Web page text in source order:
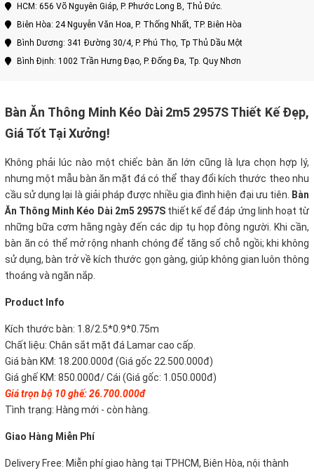
HCM: 656 Võ Nguyên Giáp, P. Phước Long B, Thủ Đức.
Biên Hòa: 24 Nguyễn Văn Hoa, P. Thống Nhất, TP. Biên Hòa
Bình Dương: 341 Đường 30/4, P. Phú Thọ, Tp Thủ Dầu Một
Bình Định: 1002 Trần Hưng Đạo, P. Đống Đa, Tp. Quy Nhơn
Bàn Ăn Thông Minh Kéo Dài 2m5 2957S Thiết Kế Đẹp,
Giá Tốt Tại Xưởng!
Không phải lúc nào một chiếc bàn ăn lớn cũng là lựa chọn hợp lý,
nhưng một mẫu bàn ăn mặt đá có thể thay đổi kích thước theo nhu
cầu sử dụng lại là giải pháp được nhiều gia đình hiện đại ưu tiên. Bàn
Ăn Thông Minh Kéo Dài 2m5 2957Sthiết kế để đáp ứng linh hoạt từ
những bữa cơm hằng ngày đến các dịp tụ họp đông người. Khi cần,
bàn ăn có thể mở rộng nhanh chóng để tăng số chỗ ngồi; khi không
sử dụng, bàn trở về kích thước gọn gàng, giúp không gian luôn thông
thoáng và ngăn nắp.
Product Info
Kích thước bàn: 1.8/2.5*0.9*0.75m
Chất liệu: Chân sắt mặt đá Lamar cao cấp.
Giá bàn KM: 18.200.000đ (Giá gốc 22.500.000đ)
Giá ghế KM: 850.000đ/ Cái (Giá gốc: 1.050.000đ)
Giá trọn bộ 10 ghế: 26.700.000đ
Tình trạng: Hàng mới - còn hàng.
Giao Hàng Miễn Phí
Delivery Free: Miễn phí giao hàng tại TPHCM, Biên Hòa, nội thành